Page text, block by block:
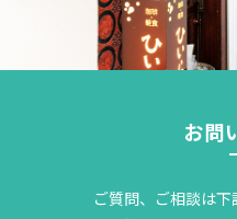
お問
ご質問、ご相談は下